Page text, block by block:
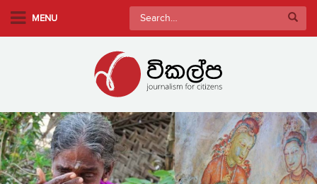
m
a
i
n
MENU
Search
for: